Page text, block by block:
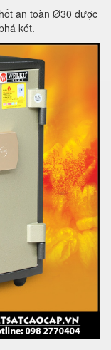
an toàn Ø30 được
két.